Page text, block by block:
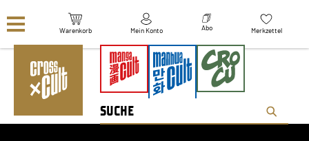
Warenkorb Mein Konto Abo Merkzettel